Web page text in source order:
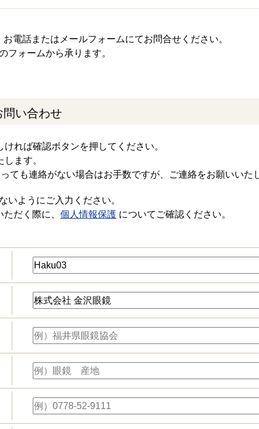
電話またはメールフォームにてお問合せください。
フォームから承ります。
い合わせ
れば確認ボタンを押してください。
ます。
ても連絡がない場合はお手数ですが、ご連絡をお願いいた
いようにご入力ください。
だく際に、 個人情報保護 についてご確認ください。